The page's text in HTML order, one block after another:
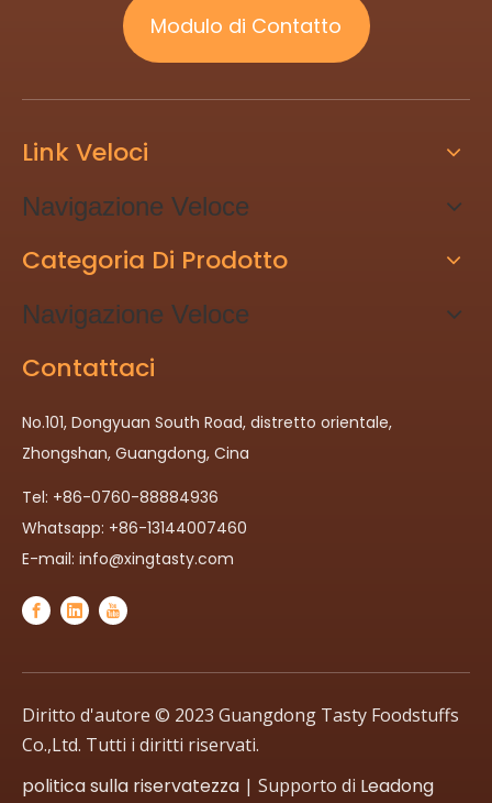
Modulo di Contatto
Link Veloci
Navigazione Veloce
Categoria Di Prodotto
Navigazione Veloce
Contattaci
No.101, Dongyuan South Road, distretto orientale,
Zhongshan, Guangdong, Cina
Tel: +86-0760-88884936
Whatsapp: +86-13144007460
E-mail: info@xingtasty.com
Diritto d'autore © 2023 Guangdong Tasty Foodstuffs
Co.,Ltd. Tutti i diritti riservati.
politica sulla riservatezza | Supporto di Leadong